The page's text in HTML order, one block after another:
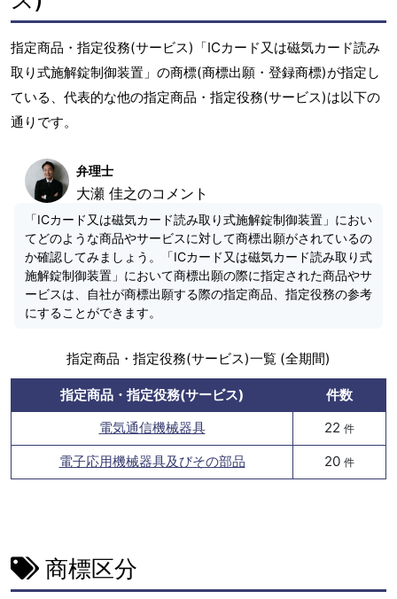
指定商品・指定役務(サービス)「ICカード又は磁気カード読み
取り式施解錠制御装置」の商標(商標出願・登録商標)が指定し
ている、代表的な他の指定商品・指定役務(サービス)は以下の
通りです。
弁理士
大瀬 佳之のコメント
「ICカード又は磁気カード読み取り式施解錠制御装置」におい
てどのような商品やサービスに対して商標出願がされているの
か確認してみましょう。「ICカード又は磁気カード読み取り式
施解錠制御装置」において商標出願の際に指定された商品やサ
ービスは、自社が商標出願する際の指定商品、指定役務の参考
にすることができます。
指定商品・指定役務(サービス)一覧 (全期間)
指定商品・指定役務(サービス)
件数
電気通信機械器具
22 件
電子応用機械器具及びその部品 20 件
商標区分